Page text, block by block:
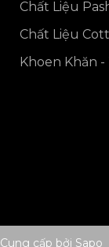
Chất Liệu
Chất Liệu
Khoen Khăn -
Cung cấp bởi Sapo